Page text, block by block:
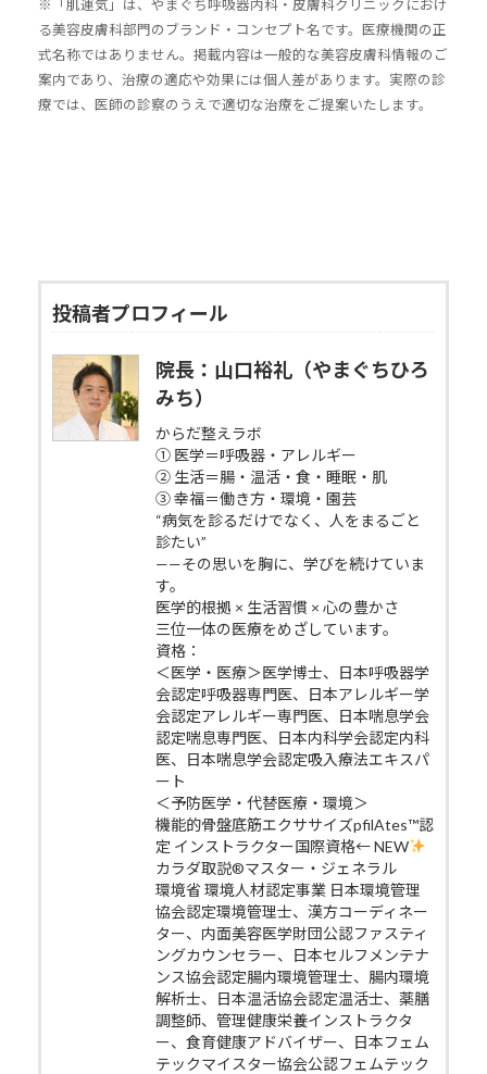
※「肌運気」は、やまぐち呼吸器内科・皮膚科クリニックにおけ
る美容皮膚科部門のブランド・コンセプト名です。医療機関の正
式名称ではありません。掲載内容は一般的な美容皮膚科情報のご
案内であり、治療の適応や効果には個人差があります。実際の診
療では、医師の診察のうえで適切な治療をご提案いたします。
投稿者プロフィール
院長：山口裕礼（やまぐちひろ
みち）
からだ整えラボ
① 医学＝呼吸器・アレルギー
② 生活＝腸・温活・食・睡眠・肌
③ 幸福＝働き方・環境・園芸
“病気を診るだけでなく、人をまるごと
診たい”
——その思いを胸に、学びを続けていま
す。
医学的根拠 × 生活習慣 × 心の豊かさ
三位一体の医療をめざしています。
資格：
＜医学・医療＞医学博士、日本呼吸器学
会認定呼吸器専門医、日本アレルギー学
会認定アレルギー専門医、日本喘息学会
認定喘息専門医、日本内科学会認定内科
医、日本喘息学会認定吸入療法エキスパ
ート
＜予防医学・代替医療・環境＞
機能的骨盤底筋エクササイズpfilAtes™認
定 インストラクター国際資格← NEW
カラダ取説®マスター・ジェネラル
環境省 環境人材認定事業 日本環境管理
協会認定環境管理士、漢方コーディネー
ター、内面美容医学財団公認ファスティ
ングカウンセラー、日本セルフメンテナ
ンス協会認定腸内環境管理士、腸内環境
解析士、日本温活協会認定温活士、薬膳
調整師、管理健康栄養インストラクタ
ー、食育健康アドバイザー、日本フェム
テックマイスター協会公認フェムテック